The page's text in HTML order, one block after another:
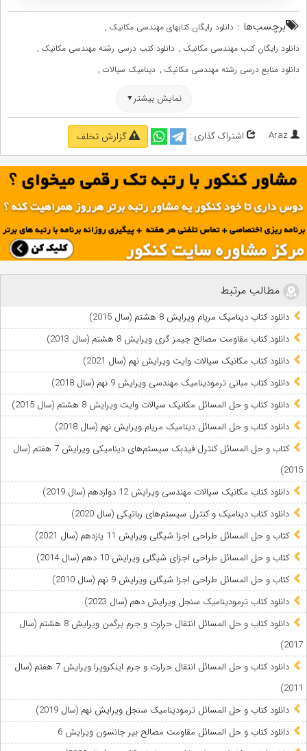
برچسب‌ها : دانلود رایگان کتابهای مهندسی مکانیک ,
دانلود رایگان کتب مهندسی مکانیک , دانلود کتب درسی رشته مهندسی مکانیک ,
دانلود منابع درسی رشته مهندسی مکانیک , دینامیک سیالات ,
مهندسی مکانیک
نمایش بیشتر
Araz اشتراک گذاری : گزارش تخلف
مطالب مرتبط
دانلود کتاب دینامیک مریام ویرایش 8 هشتم (سال 2015)
دانلود کتاب مقاومت مصالح جیمز گری ویرایش 8 هشتم (سال 2013)
دانلود کتاب مکانیک سیالات وایت ویرایش نهم (سال 2021)
دانلود کتاب مبانی ترمودینامیک مهندسی ویرایش 9 نهم (سال 2018)
دانلود کتاب و حل المسائل مکانیک سیالات وایت ویرایش 8 هشتم (سال 2015)
دانلود کتاب و حل المسائل دینامیک مریام ویرایش نهم (سال 2018)
کتاب و حل المسائل کنترل فیدبک سیستم‌های دینامیکی ویرایش 7 هفتم (سال
2015)
دانلود کتاب مکانیک سیالات مهندسی ویرایش 12 دوازدهم (سال 2019)
دانلود کتاب دینامیک و کنترل سیستم‌های رباتیکی (سال 2020)
کتاب و حل المسائل طراحی اجزا شیگلی ویرایش 11 یازدهم (سال 2021)
کتاب و حل المسائل طراحی اجزای شیگلی ویرایش 10 دهم (سال 2014)
کتاب و حل المسائل طراحی اجزا شیگلی ویرایش 9 نهم (سال 2010)
دانلود کتاب ترمودینامیک سنجل ویرایش دهم (سال 2023)
دانلود کتاب و حل المسائل انتقال حرارت و جرم برگمن ویرایش 8 هشتم (سال
2017)
دانلود کتاب و حل المسائل انتقال حرارت و جرم اینکروپرا ویرایش 7 هفتم (سال
2011)
دانلود کتاب و حل المسائل ترمودینامیک سنجل ویرایش نهم (سال 2019)
دانلود کتاب و حل المسائل مقاومت مصالح بیر جانسون ویرایش 6